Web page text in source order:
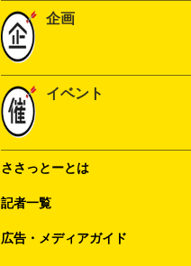
企画
イベント
ささっとーとは
記者一覧
広告・メディアガイド